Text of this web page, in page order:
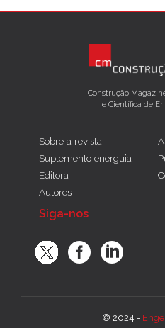
Construção
e Científica de
Sobre a revista
Suplemento energuia
Editora
Autores
Siga-nos
© 2024 -